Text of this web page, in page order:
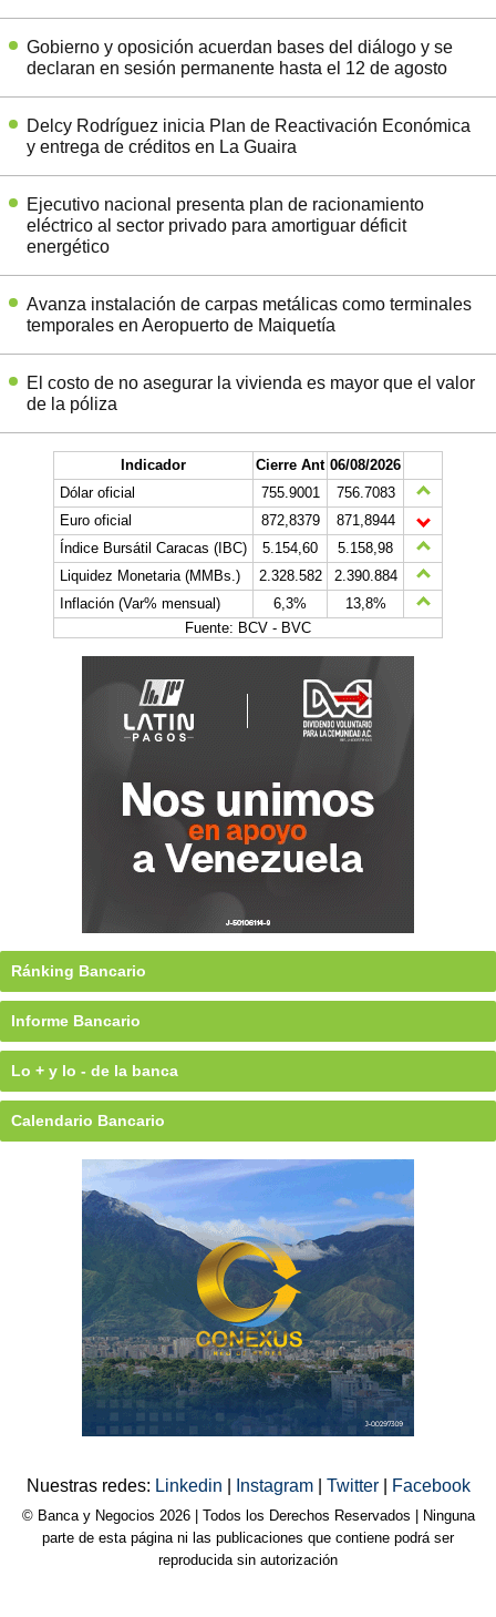
Gobierno y oposición acuerdan bases del diálogo y se
declaran en sesión permanente hasta el 12 de agosto
Delcy Rodríguez inicia Plan de Reactivación Económica
y entrega de créditos en La Guaira
Ejecutivo nacional presenta plan de racionamiento
eléctrico al sector privado para amortiguar déficit
energético
Avanza instalación de carpas metálicas como terminales
temporales en Aeropuerto de Maiquetía
El costo de no asegurar la vivienda es mayor que el valor
de la póliza
Indicador Cierre Ant 06/08/2026
Dólar oficial
755.9001
756.7083
Euro oficial
872,8379
871,8944
Índice Bursátil Caracas (IBC)
5.154,60
5.158,98
Liquidez Monetaria (MMBs.)
2.328.582
2.390.884
Inflación (Var% mensual)
6,3%
13,8%
Fuente: BCV - BVC
Ránking Bancario
Informe Bancario
Lo + y lo - de la banca
Calendario Bancario
Nuestras redes: Linkedin Instagram Twitter Facebook
© Banca y Negocios 2026 | Todos los Derechos Reservados | Ninguna
parte de esta página ni las publicaciones que contiene podrá ser
reproducida sin autorización